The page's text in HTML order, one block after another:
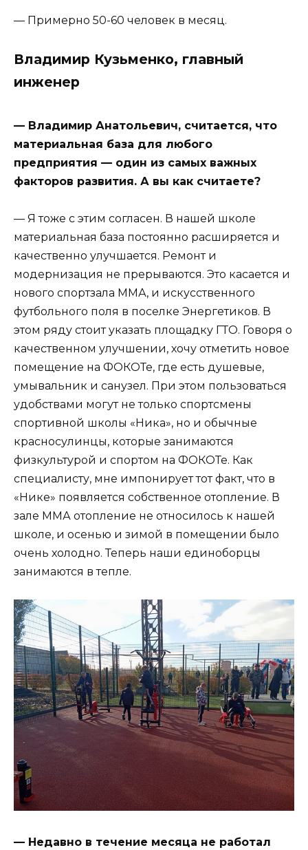
— Примерно 50-60 человек в месяц.
Владимир Кузьменко, главный
инженер
— Владимир Анатольевич, считается, что
материальная база для любого
предприятия — один из самых важных
факторов развития. А вы как считаете?
— Я тоже с этим согласен. В нашей школе
материальная база постоянно расширяется и
качественно улучшается. Ремонт и
модернизация не прерываются. Это касается и
нового спортзала ММА, и искусственного
футбольного поля в поселке Энергетиков. В
этом ряду стоит указать площадку ГТО. Говоря о
качественном улучшении, хочу отметить новое
помещение на ФОКОТе, где есть душевые,
умывальник и санузел. При этом пользоваться
удобствами могут не только спортсмены
спортивной школы «Ника», но и обычные
красносулинцы, которые занимаются
физкультурой и спортом на ФОКОТе. Как
специалисту, мне импонирует тот факт, что в
«Нике» появляется собственное отопление. В
зале ММА отопление не относилось к нашей
школе, и осенью и зимой в помещении было
очень холодно. Теперь наши единоборцы
занимаются в тепле.
— Недавно в течение месяца не работал